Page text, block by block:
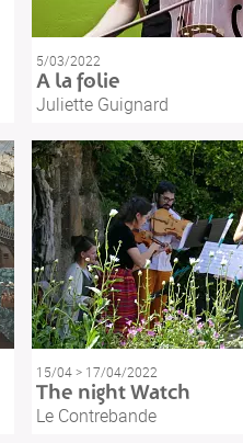
5/03/2022
A la folie
Juliette Guignard
15/04 > 17/04/2022
The night Watch
Le Contrebande